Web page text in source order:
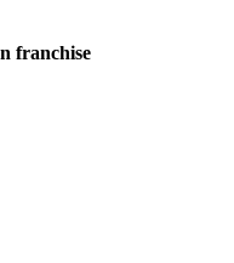
franchise